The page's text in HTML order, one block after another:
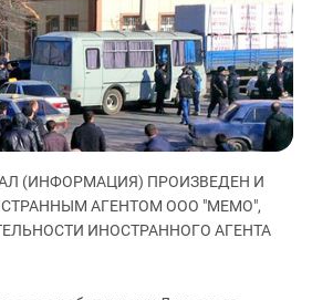
ЗАСТАВЛЯЕТ
КАВКАЗ ЗА ПАЛЕСТИНУ
ИНАКОМЫСЛИЕ В ЧЕЧНЕ
ПРЕСЛЕДОВАНИЕ АКТИВИСТОВ
МОБИЛИЗАЦИЯ И ПРОТЕСТЫ
(ИНФОРМАЦИЯ) ПРОИЗВЕДЕН И
АГЕНТОМ ООО "МЕМО",
ИНОСТРАННОГО АГЕНТА